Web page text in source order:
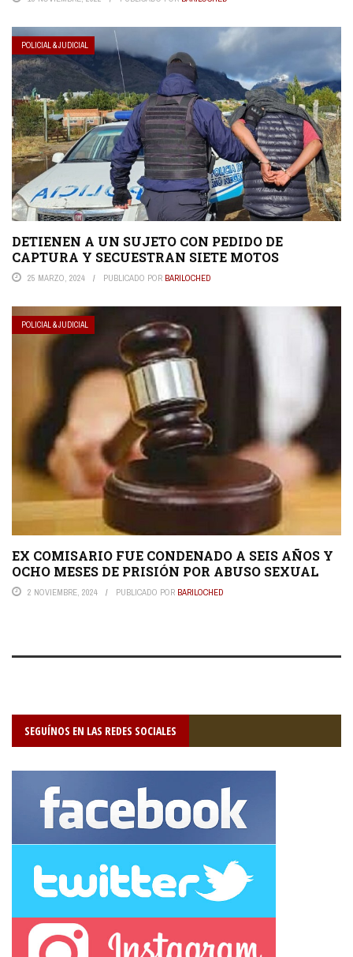
POLICIAL & JUDICIAL
DETIENEN A UN SUJETO CON PEDIDO DE
CAPTURA Y SECUESTRAN SIETE MOTOS
25 MARZO, 2024 PUBLICADO POR BARILOCHED
POLICIAL & JUDICIAL
EX COMISARIO FUE CONDENADO A SEIS AÑOS Y
OCHO MESES DE PRISIÓN POR ABUSO SEXUAL
2 NOVIEMBRE, 2024 PUBLICADO POR BARILOCHED
SEGUÍNOS EN LAS REDES SOCIALES